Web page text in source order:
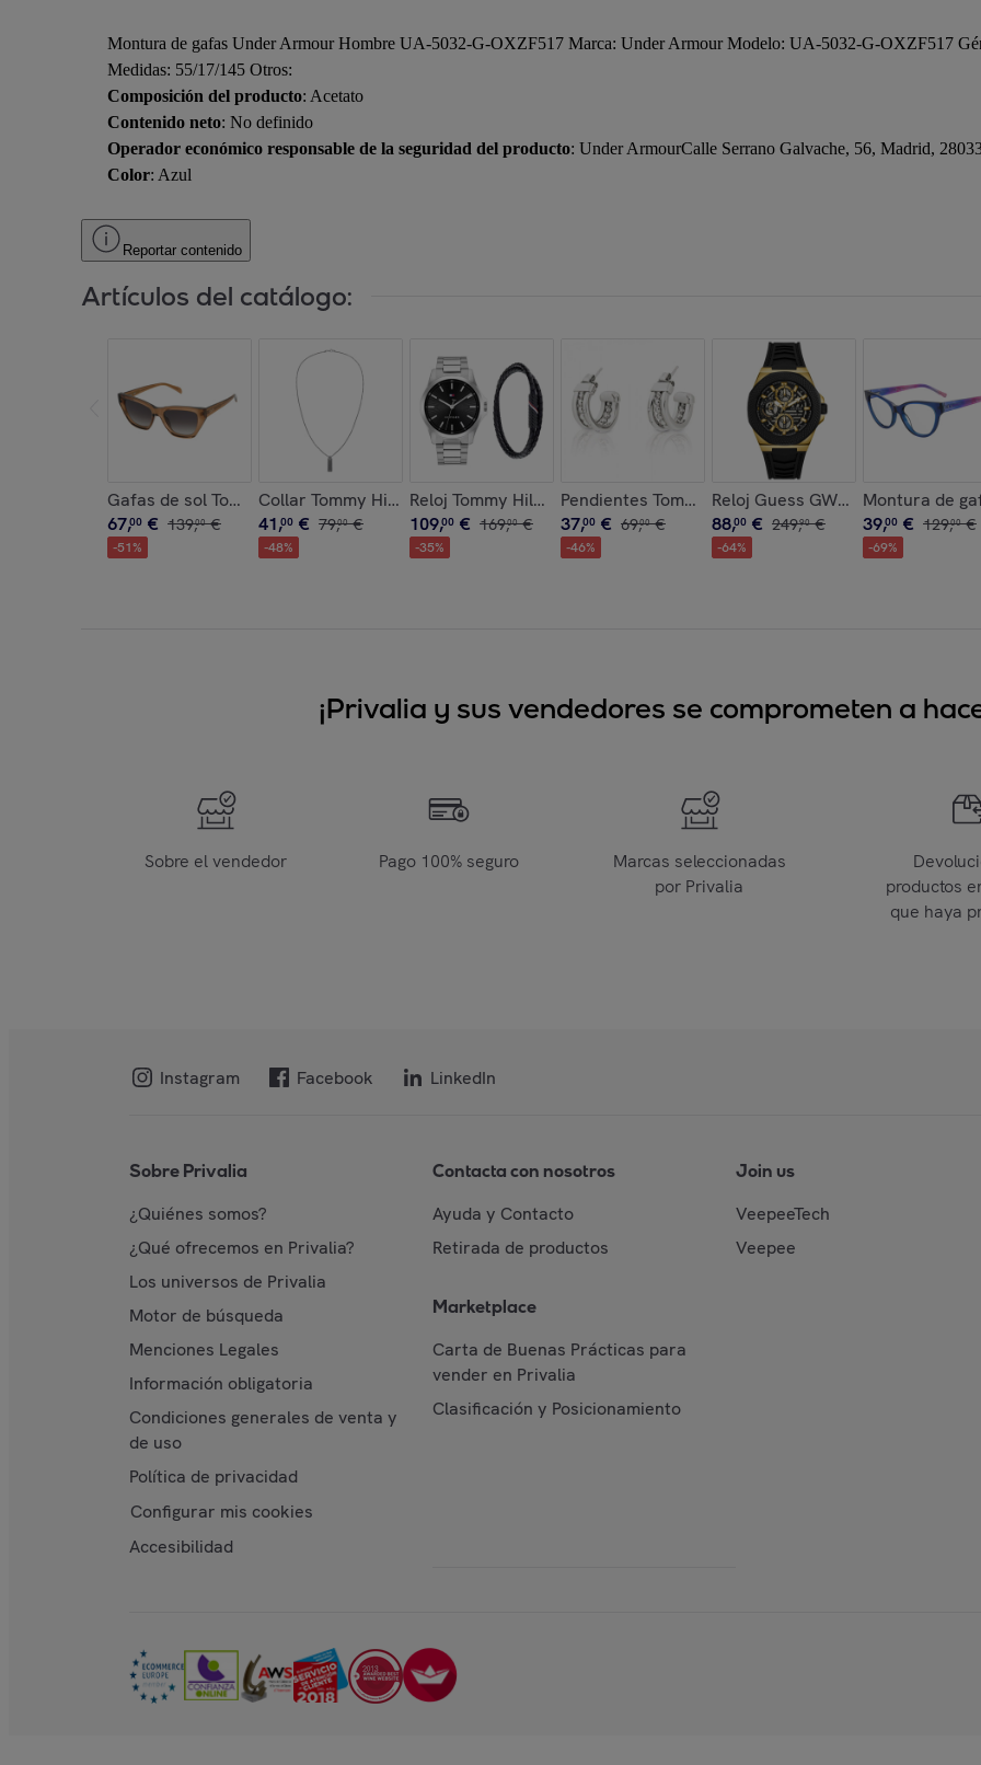
Montura de gafas Under Armour Hombre UA-5032-G-OXZF517 Marca: Under Armour Modelo: UA-5032-G-OXZF517
Medidas: 55/17/145 Otros:
Composición del producto: Acetato
Contenido neto: No definido
Operador económico responsable de la seguridad del producto: Under ArmourCalle Serrano Galvache, 56, Madrid,
Color: Azul
Reportar contenido
Artículos del catálogo:
Gafas de sol Tous Mujer STOB85-530D67
67,00 € 139,00 €
-51%
Collar Tommy Hilfiger Hombre 2790392
41,00 € 79,00 €
-48%
Reloj Tommy Hilfiger 2770191 Hombre Analogico Cuarzo con Correa de
109,00 € 169,00 €
-35%
Pendientes Tommy Hilfiger Mujer 2701091
37,00 € 69,00 €
-46%
Reloj Guess GW0577G2 Hombre
88,00 € 249,90 €
-64%
Montura de
39,00 € 129,00 €
-69%
¡Privalia y sus vendedores se comprometen a
Sobre el vendedor Pago 100% seguro
Marcas seleccionadas
por Privalia
productos
que haya
Instagram Facebook LinkedIn
Sobre Privalia
¿Quiénes somos?
¿Qué ofrecemos en Privalia?
Los universos de Privalia
Motor de búsqueda
Menciones Legales
Información obligatoria
Condiciones generales de venta y
de uso
Política de privacidad
Configurar mis cookies
Accesibilidad
Contacta con nosotros
Ayuda y Contacto
Retirada de productos
Marketplace
Carta de Buenas Prácticas para
vender en Privalia
Clasificación y Posicionamiento
Join us
VeepeeTech
Veepee